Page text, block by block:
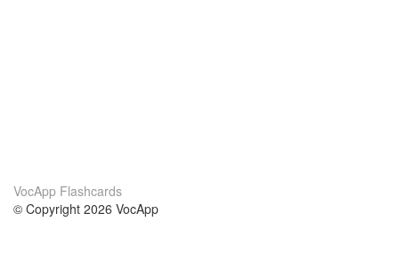
VocApp Flashcards
© Copyright 2026 VocApp